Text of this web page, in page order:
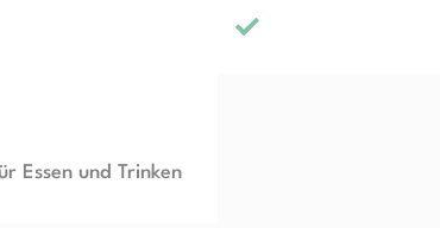
Essen und Trinken